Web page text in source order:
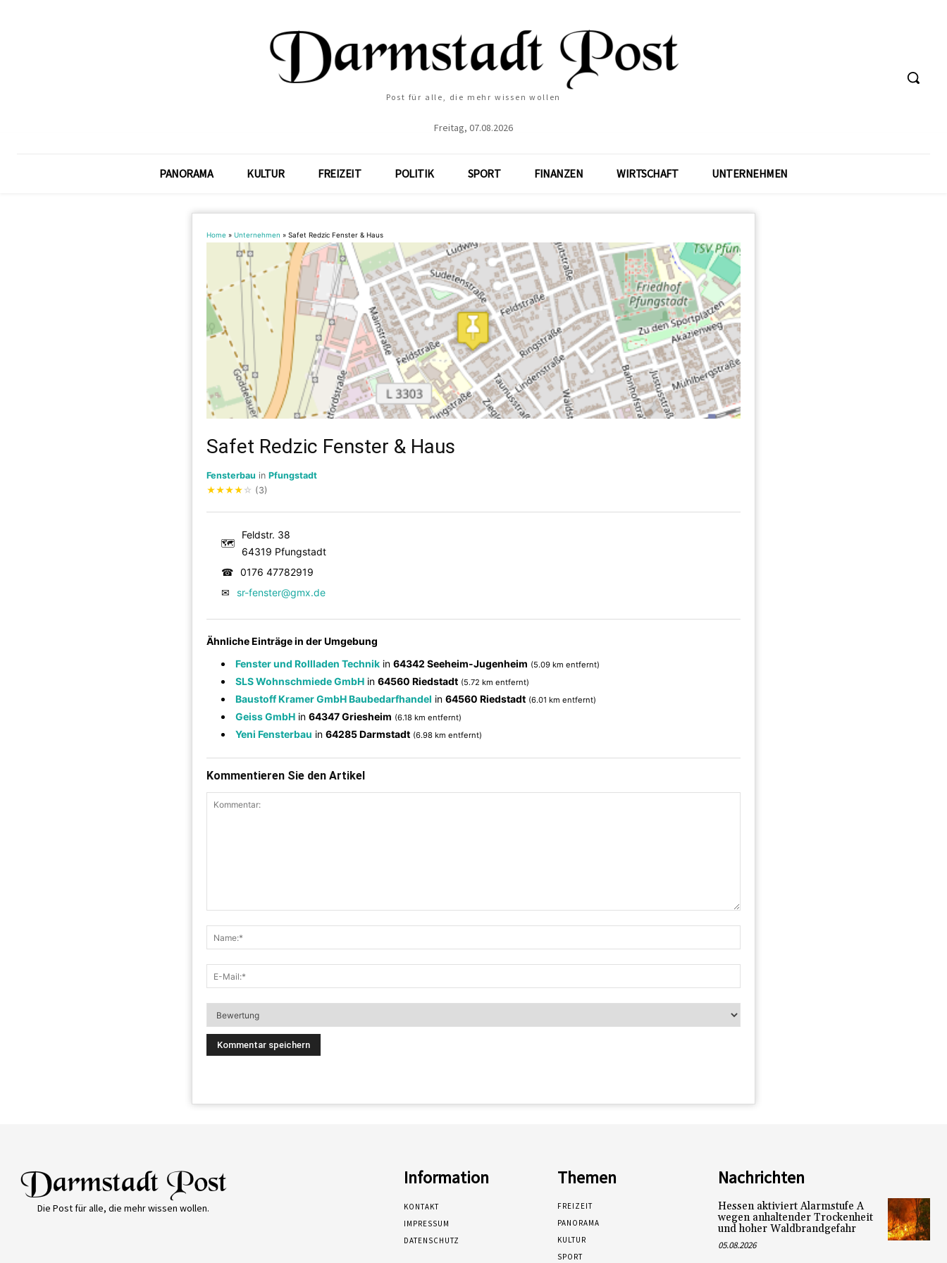
Post für alle, die mehr wissen wollen
Freitag, 07.08.2026
PANORAMA KULTUR FREIZEIT POLITIK SPORT FINANZEN WIRTSCHAFT UNTERNEHMEN
Home » Unternehmen » Safet Redzic Fenster & Haus
Safet Redzic Fenster & Haus
Fensterbau in Pfungstadt
★★★★ ☆ (3)
🗺
Feldstr. 38
64319 Pfungstadt
☎ 0176 47782919
✉
sr-fenster@gmx.de
Ähnliche Einträge in der Umgebung
Fenster und Rollladen Technik in 64342 Seeheim-Jugenheim (5.09 km entfernt)
SLS Wohnschmiede GmbH in 64560 Riedstadt (5.72 km entfernt)
Baustoff Kramer GmbH Baubedarfhandel in 64560 Riedstadt (6.01 km entfernt)
Geiss GmbH in 64347 Griesheim (6.18 km entfernt)
Yeni Fensterbau in 64285 Darmstadt (6.98 km entfernt)
Kommentieren Sie den Artikel
Die Post für alle, die mehr wissen wollen.
Information
KONTAKT
IMPRESSUM
DATENSCHUTZ
Themen
FREIZEIT
PANORAMA
KULTUR
SPORT
Nachrichten
Hessen aktiviert Alarmstufe A
wegen anhaltender Trockenheit
und hoher Waldbrandgefahr
05.08.2026